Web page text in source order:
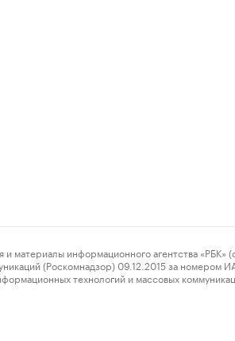
информационного агентства «РБК»
(Роскомнадзор) 09.12.2015 за номером
технологий и массовых